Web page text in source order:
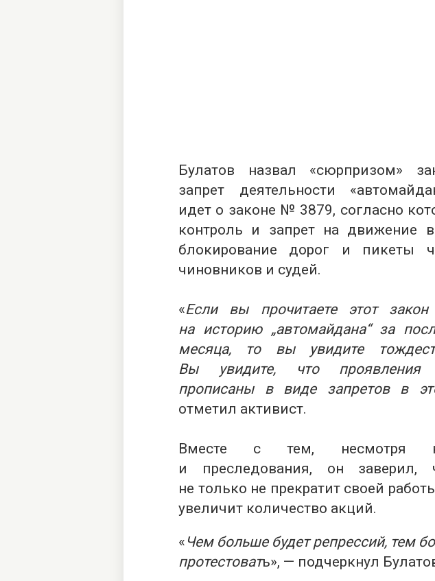
Булатов назвал «сюрпризом»
запрет деятельности
идет о законе № 3879, согласно
контроль и запрет на движение в
блокирование дорог и пикеты
чиновников и судей.
«Если вы прочитаете этот
на историю „автомайдана“ за
месяца, то вы увидите
Вы увидите, что проявления
прописаны в виде запретов в
отметил активист.
Вместе с тем, несмотря
и преследования, он заверил,
не только не прекратит своей
увеличит количество акций.
« Чем больше будет репрессий, тем
протестовать», — подчеркнул